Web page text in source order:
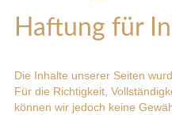
Haftung für
Die Inhalte unserer Seiten
Für die Richtigkeit,
können wir jedoch keine